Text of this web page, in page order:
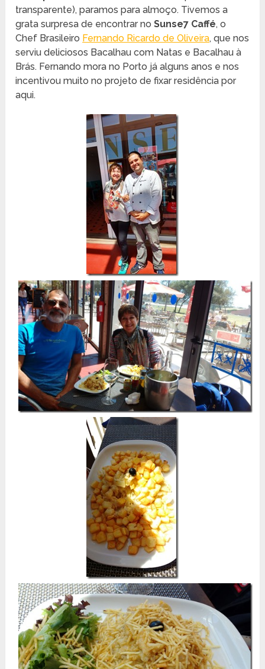
transparente), paramos para almoço. Tivemos a
grata surpresa de encontrar noSunse7 Caffé, o
Chef Brasileiro Fernando Ricardo de Oliveira, que nos
serviu deliciosos Bacalhau com Natas e Bacalhau à
Brás. Fernando mora no Porto já alguns anos e nos
incentivou muito no projeto de fixar residência por
aqui.